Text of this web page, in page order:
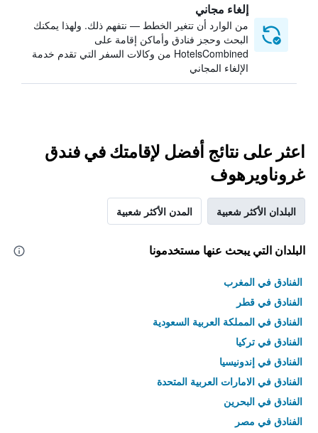
إلغاء مجاني
من الوارد أن تتغير الخطط — نتفهم ذلك. ولهذا يمكنك
البحث وحجز فنادق وأماكن إقامة على
HotelsCombined من وكالات السفر التي تقدم خدمة
الإلغاء المجاني
اعثر على نتائج أفضل لإقامتك في فندق
غروناويرهوف
البلدان الأكثر شعبية المدن الأكثر شعبية
البلدان التي يبحث عنها مستخدمونا
الفنادق في المغرب
الفنادق في قطر
الفنادق في المملكة العربية السعودية
الفنادق في تركيا
الفنادق في إندونيسيا
الفنادق في الامارات العربية المتحدة
الفنادق في البحرين
الفنادق في مصر